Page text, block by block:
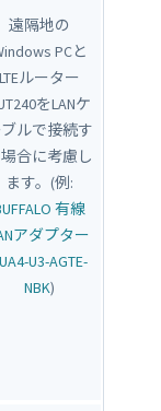
遠隔地の
PCと
LTEルーター
をLANケ
ルで接続す
合に考慮し
ます。(例:
有線
アダプター
U3-AGTE-
NBK)